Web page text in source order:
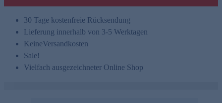
30 Tage kostenfreie Rücksendung
Lieferung innerhalb von 3-5 Werktagen
KeineVersandkosten
Sale!
Vielfach ausgezeichneter Online Shop